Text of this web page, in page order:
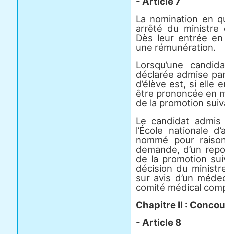
La nomination en
arrêté du ministre
Dès leur entrée
une rémunération.
Lorsqu’une
déclarée admise
d’élève est, si elle
être prononcée en
de la promotion
Le candidat admis
l’École nationale
nommé pour
demande, d’un
de la promotion
décision du
sur avis d’un
comité médical
Chapitre II :
- Article 8